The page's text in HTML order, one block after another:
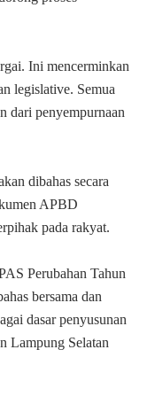
Ini mencerminkan
legislative. Semua
dari penyempurnaan
dibahas secara
APBD
pada rakyat.
Perubahan Tahun
bersama dan
dasar penyusunan
Lampung Selatan